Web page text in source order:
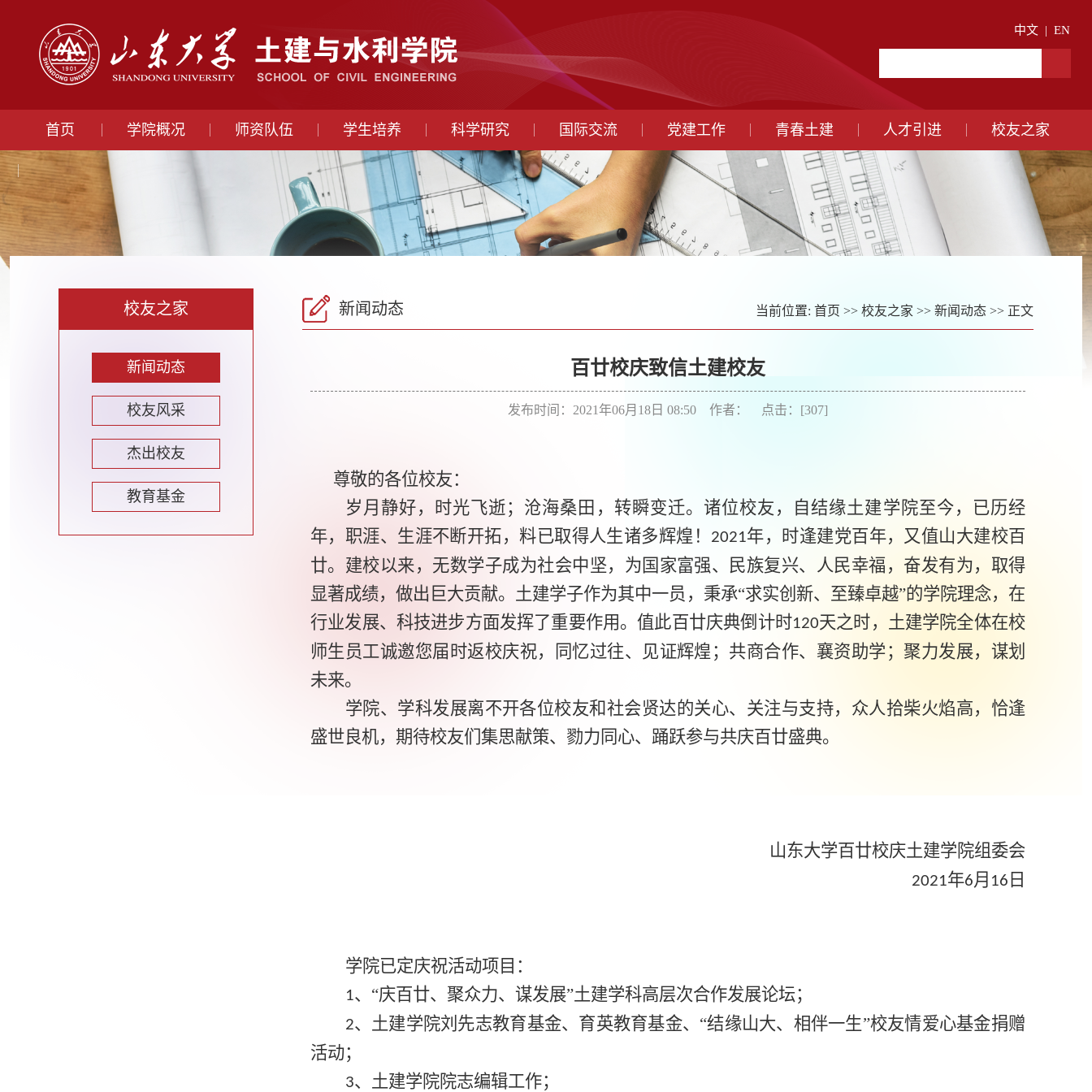
中文 | EN
首页 学院概况 师资队伍 学生培养 科学研究 国际交流 党建工作 青春土建 人才引进 校友之家
校友之家
新闻动态
校友风采
杰出校友
教育基金
新闻动态 当前位置: 首页 >> 校友之家 >> 新闻动态 >> 正文
百廿校庆致信土建校友
发布时间：2021年06月18日 08:50 作者： 点击：[307]
尊敬的各位校友：
岁月静好，时光飞逝；沧海桑田，转瞬变迁。诸位校友，自结缘土建学院至今，已历经
年，职涯、生涯不断开拓，料已取得人生诸多辉煌！
2021年，时逢建党百年，又值山大建校百
廿。建校以来，无数学子成为社会中坚，为国家富强、民族复兴、人民幸福，奋发有为，取得
显著成绩，做出巨大贡献。土建学子作为其中一员，秉承“求实创新、至臻卓越”的学院理念，在
行业发展、科技进步方面发挥了重要作用。值此百廿庆典倒计时120天之时，土建学院全体在校
师生员工诚邀您届时返校庆祝，同忆过往、见证辉煌；共商合作、襄资助学；聚力发展，谋划
未来。
学院、学科发展离不开各位校友和社会贤达的关心、关注与支持，众人拾柴火焰高，恰逢
盛世良机，期待校友们集思献策、勠力同心、踊跃参与共庆百廿盛典。
山东大学百廿校庆土建学院组委会
2021年6月 16 日
学院已定庆祝活动项目：
1、“庆百廿、聚众力、谋发展”土建学科高层次合作发展论坛；
2、土建学院刘先志教育基金、育英教育基金、“结缘山大、相伴一生”校友情爱心基金捐赠
活动；
3、土建学院院志编辑工作；